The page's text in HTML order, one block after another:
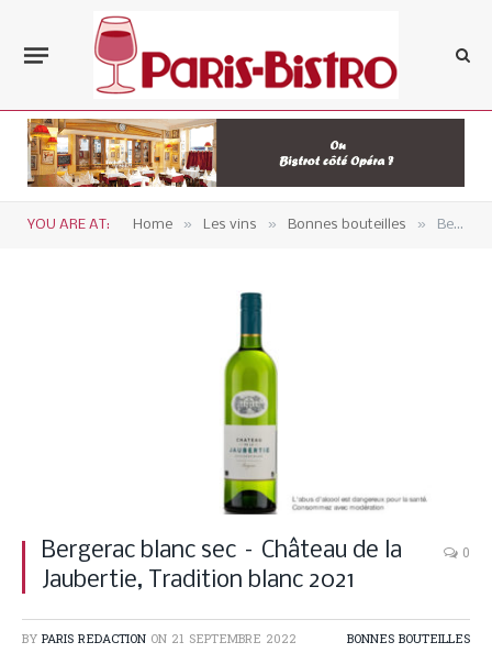
YOU ARE AT: Home » Les vins » Bonnes bouteilles » Bergerac blanc sec – Château de la Jaubertie, Tradition blanc 2021
Bergerac blanc sec – Château de la
Jaubertie, Tradition blanc 2021
0
BY PARIS REDACTION ON 21 SEPTEMBRE 2022 BONNES BOUTEILLES